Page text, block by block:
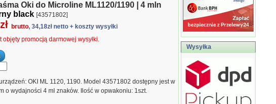
Oki do Microline ML1120/1190 | 4 mln
black [43571802]
brutto, 34,18zł netto + koszty wysyłki
objęty promocją darmowej wysyłki.
OKI ML 1120, 1190. Model 43571802 dostępny jest w
o wydajności 4 ml znaków. Ilość w opwakoniu: 1szt.
Wysyłka